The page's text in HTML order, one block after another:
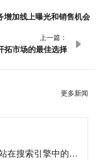
增加线上曝光和销售机会
上一篇：
拓市场的最佳选择

更多新闻
在搜索引擎中的排